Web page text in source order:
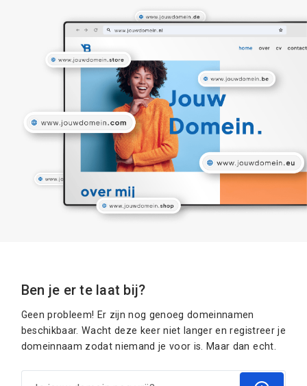
Ben je er te laat bij?
Geen probleem! Er zijn nog genoeg domeinnamen
beschikbaar. Wacht deze keer niet langer en registreer je
domeinnaam zodat niemand je voor is. Maar dan echt.